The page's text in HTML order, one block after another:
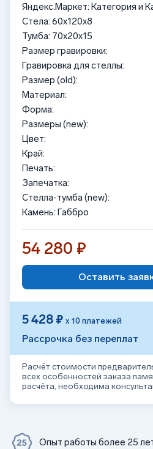
Яндекс.Маркет: Категория и
Стела: 60х120х8
Тумба: 70x20x15
Размер гравировки:
Гравировка для стеллы:
Размер (old):
Материал:
Форма:
Размеры (new):
Цвет:
Край:
Печать:
Запечатка:
Стелла-тумба (new):
Камень: Габбро
54 280 ₽
Оставить
5 428 ₽ х 10 платежей
Рассрочка без переплат
Расчёт стоимости
всех особенностей заказа
расчёта, необходима
Опыт работы более 25